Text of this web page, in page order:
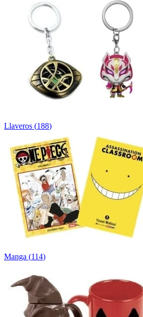
Llaveros (188)
Manga (114)